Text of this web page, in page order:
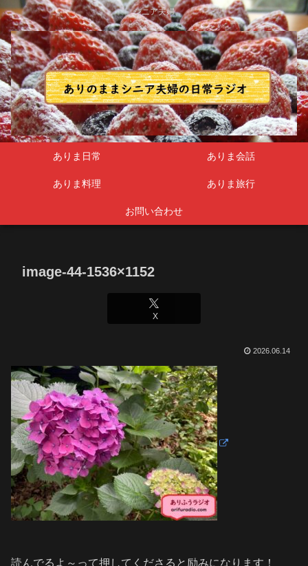
シニア夫婦
ありま日常 ありま会話
ありま料理 ありま旅行
お問い合わせ
image-44-1536×1152
X
2026.06.14
読んでるよ～って押してくださると励みになります！